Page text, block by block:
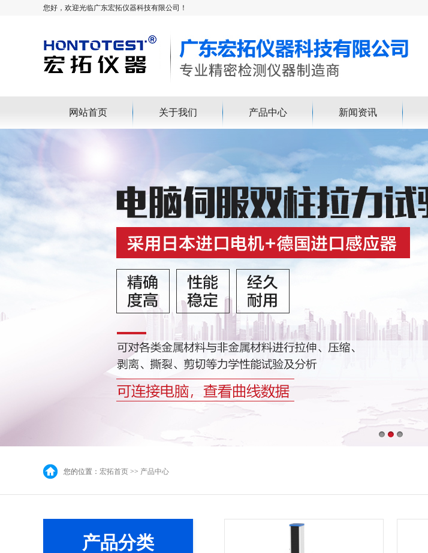
您好，欢迎光临广东宏拓仪器科技有限公司！
网站首页 关于我们 产品中心 新闻资讯
您的位置： 宏拓首页 >> 产品中心
产品分类